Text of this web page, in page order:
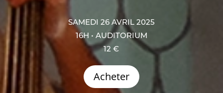
SAMEDI 26 AVRIL 2025
16H • AUDITORIUM
12 €
Acheter